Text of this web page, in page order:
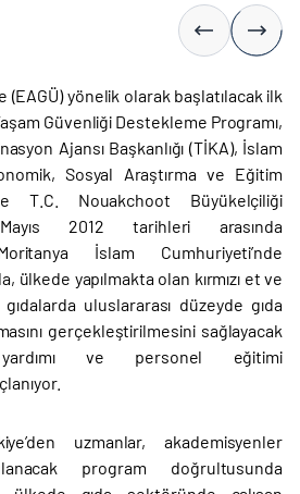
(EAGÜ) yönelik olarak başlatılacak ilk
Güvenliği Destekleme Programı,
Ajansı Başkanlığı (TİKA), İslam
Sosyal Araştırma ve Eğitim
T.C. Nouakchoot Büyükelçiliği
2012 tarihleri arasında
İslam Cumhuriyeti’nde
ülkede yapılmakta olan kırmızı et ve
uluslararası düzeyde gıda
gerçekleştirilmesini sağlayacak
ve personel eğitimi
uzmanlar, akademisyenler
program doğrultusunda